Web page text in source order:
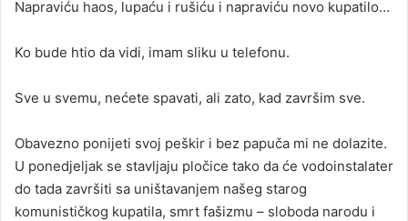
Napraviću haos, lupaću i rušiću i napraviću novo kupatilo…
Ko bude htio da vidi, imam sliku u telefonu.
Sve u svemu, nećete spavati, ali zato, kad završim sve.
Obavezno ponijeti svoj peškir i bez papuča mi ne dolazite.
U ponedjeljak se stavljaju pločice tako da će vodoinstalater
do tada završiti sa uništavanjem našeg starog
komunističkog kupatila, smrt fašizmu – sloboda narodu i